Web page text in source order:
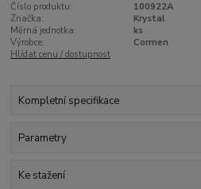
Číslo produktu:
100922A
Značka:
Krystal
Měrná jednotka:
ks
Výrobce:
Cormen
Hlídat cenu / dostupnost
Kompletní specifikace
Parametry
Ke stažení